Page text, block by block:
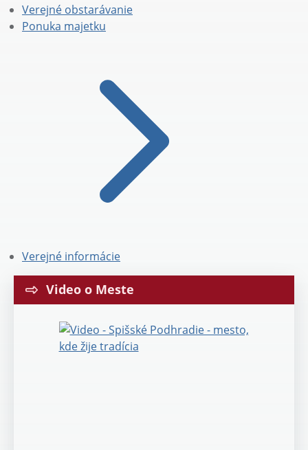
Verejné obstarávanie
Ponuka majetku
Verejné informácie
Video o Meste